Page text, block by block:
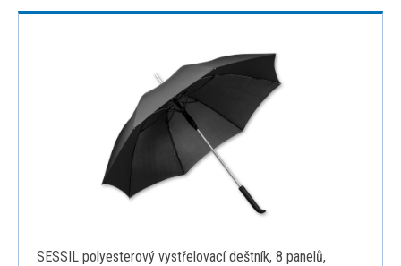
SESSIL polyesterový vystřelovací deštník, 8 panelů,